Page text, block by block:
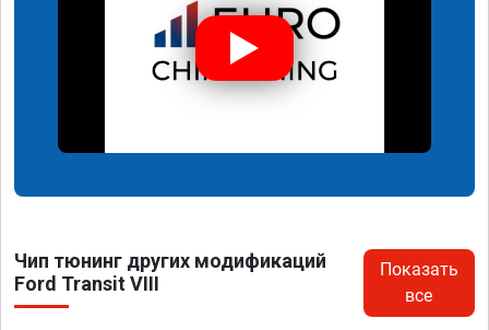
Чип тюнинг других модификаций
Ford Transit VIII
Показать
все